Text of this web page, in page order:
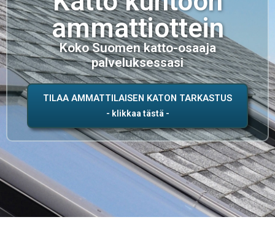
ammattiottein
Koko Suomen katto-osaaja
palveluksessasi
TILAA AMMATTILAISEN KATON TARKASTUS